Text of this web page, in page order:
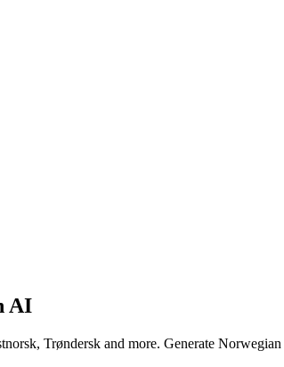
AI
Trøndersk and more. Generate